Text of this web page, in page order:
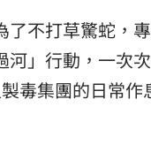
不打草驚蛇，
」行動，一次
毒集團的日常